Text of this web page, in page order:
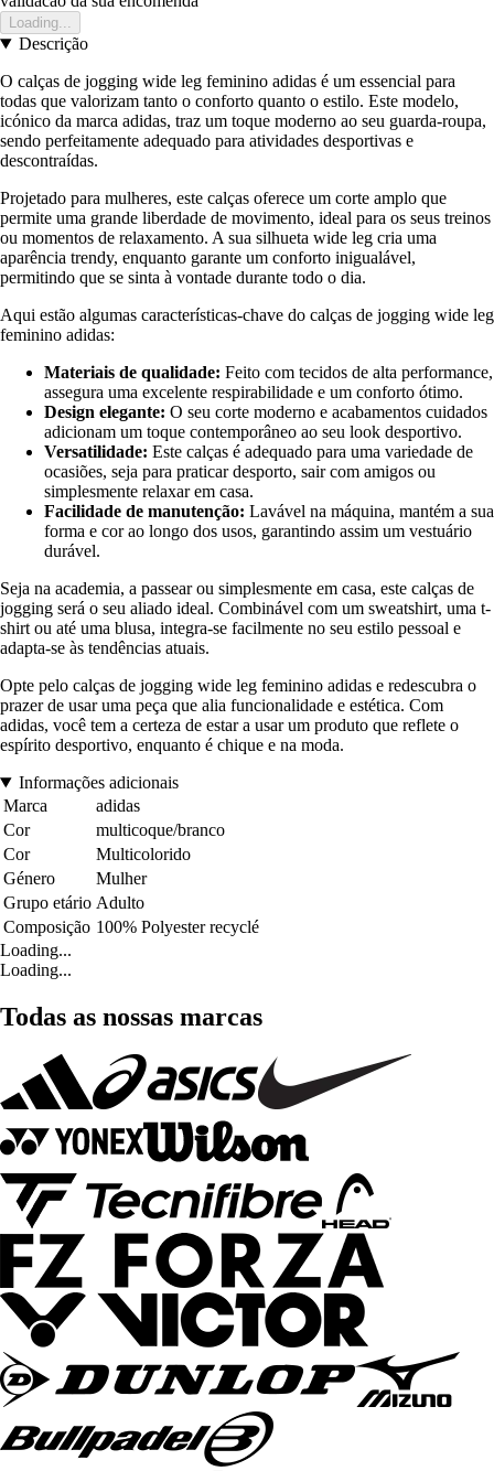
Loading...
Descrição
O calças de jogging wide leg feminino adidas é um essencial para
todas que valorizam tanto o conforto quanto o estilo. Este modelo,
icónico da marca adidas, traz um toque moderno ao seu guarda-roupa,
sendo perfeitamente adequado para atividades desportivas e
descontraídas.
Projetado para mulheres, este calças oferece um corte amplo que
permite uma grande liberdade de movimento, ideal para os seus treinos
ou momentos de relaxamento. A sua silhueta wide leg cria uma
aparência trendy, enquanto garante um conforto inigualável,
permitindo que se sinta à vontade durante todo o dia.
Aqui estão algumas características-chave do calças de jogging wide leg
feminino adidas:
Materiais de qualidade: Feito com tecidos de alta performance,
assegura uma excelente respirabilidade e um conforto ótimo.
Design elegante: O seu corte moderno e acabamentos cuidados
adicionam um toque contemporâneo ao seu look desportivo.
Versatilidade: Este calças é adequado para uma variedade de
ocasiões, seja para praticar desporto, sair com amigos ou
simplesmente relaxar em casa.
Facilidade de manutenção: Lavável na máquina, mantém a sua
forma e cor ao longo dos usos, garantindo assim um vestuário
durável.
Seja na academia, a passear ou simplesmente em casa, este calças de
jogging será o seu aliado ideal. Combinável com um sweatshirt, uma t-
shirt ou até uma blusa, integra-se facilmente no seu estilo pessoal e
adapta-se às tendências atuais.
Opte pelo calças de jogging wide leg feminino adidas e redescubra o
prazer de usar uma peça que alia funcionalidade e estética. Com
adidas, você tem a certeza de estar a usar um produto que reflete o
espírito desportivo, enquanto é chique e na moda.
Informações adicionais
Marca
adidas
Cor
multicoque/branco
Cor
Multicolorido
Género
Mulher
Grupo etário Adulto
Composição 100% Polyester recyclé
Loading...
Loading...
Todas as nossas marcas